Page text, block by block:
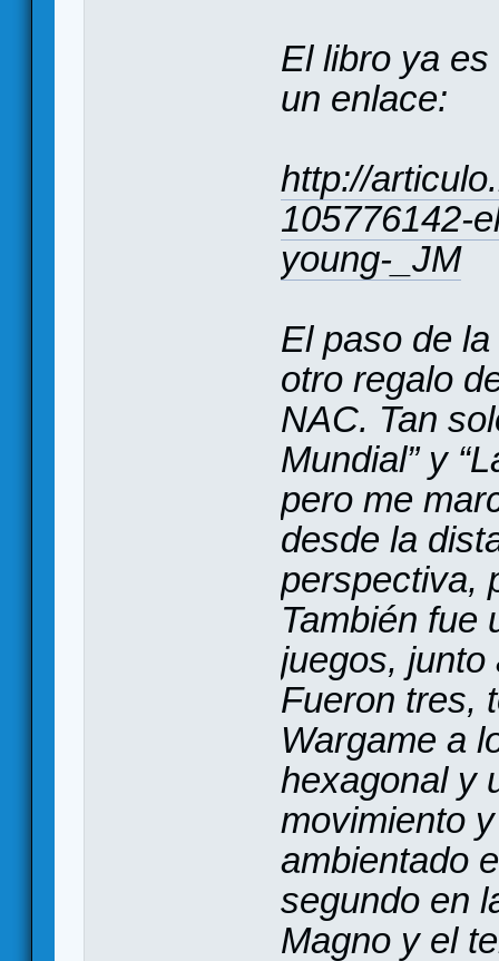
El libro ya
un enlace:
http://
105776142-
young-_JM
El paso de
otro regalo
NAC. Tan
Mundial” y
pero me
desde la
perspectiva,
También fue
juegos, junto
Fueron tres,
Wargame a
hexagonal y
movimiento
ambientado
segundo en
Magno y el